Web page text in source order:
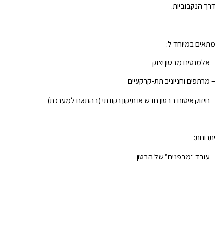
דרך הנקבוביות.
מתאים במיוחד ל:
– אלמנטים מבטון יצוק
– מרתפים וחניונים תת-קרקעיים
– חיזוק איטום בבטון חדש או תיקון נקודתי (בהתאם למערכת)
יתרונות:
– עובד “מבפנים” של הבטון